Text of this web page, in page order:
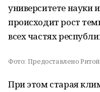
университете науки
происходит рост
всех частях
Фото: Предоставлено
При этом старая